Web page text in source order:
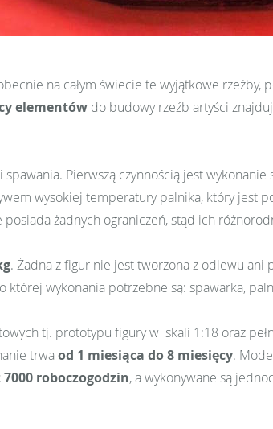
na całym świecie te wyjątkowe rzeźby,
elementów do budowy rzeźb artyści
Pierwszą czynnością jest wykonanie
wysokiej temperatury palnika, który jest
żadnych ograniczeń, stąd ich
. Żadna z figur nie jest tworzona z odlewu ani
której wykonania potrzebne są: spawarka,
tj. prototypu figury w skali 1:18 oraz
trwaod 1 miesiąca do 8 miesięcy.
7000 roboczogodzin, a wykonywane są